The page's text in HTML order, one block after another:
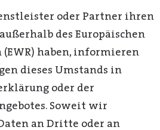
oder Partner ihren
des Europäischen
haben, informieren
dieses Umstands in
oder der
Soweit wir
an Dritte oder an